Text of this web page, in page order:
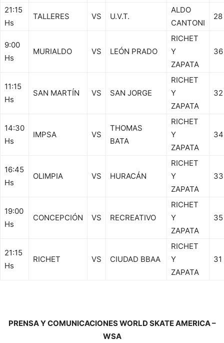
21:15
Hs
TALLERES VS U.V.T.
ALDO
CANTONI
28
9:00
Hs
MURIALDO VS LEÓN PRADO
RICHET
Y
ZAPATA
36
11:15
Hs
SAN MARTÍN VS SAN JORGE
RICHET
Y
ZAPATA
32
14:30
Hs
IMPSA VS
THOMAS
BATA
RICHET
Y
ZAPATA
34
16:45
Hs
OLIMPIA VS HURACÁN
RICHET
Y
ZAPATA
33
19:00
Hs
CONCEPCIÓN VS RECREATIVO
RICHET
Y
ZAPATA
35
21:15
Hs
RICHET VS CIUDAD BBAA
RICHET
Y
ZAPATA
31
PRENSA Y COMUNICACIONES WORLD SKATE AMERICA –
WSA